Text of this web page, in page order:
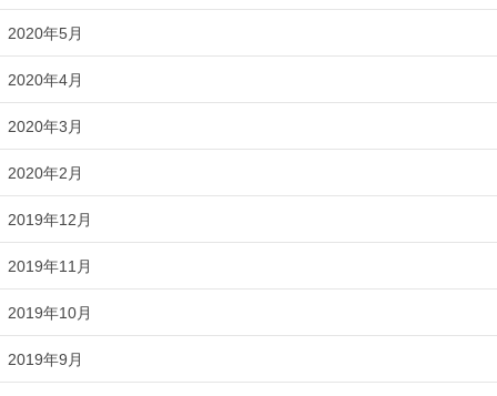
2020年5月
2020年4月
2020年3月
2020年2月
2019年12月
2019年11月
2019年10月
2019年9月